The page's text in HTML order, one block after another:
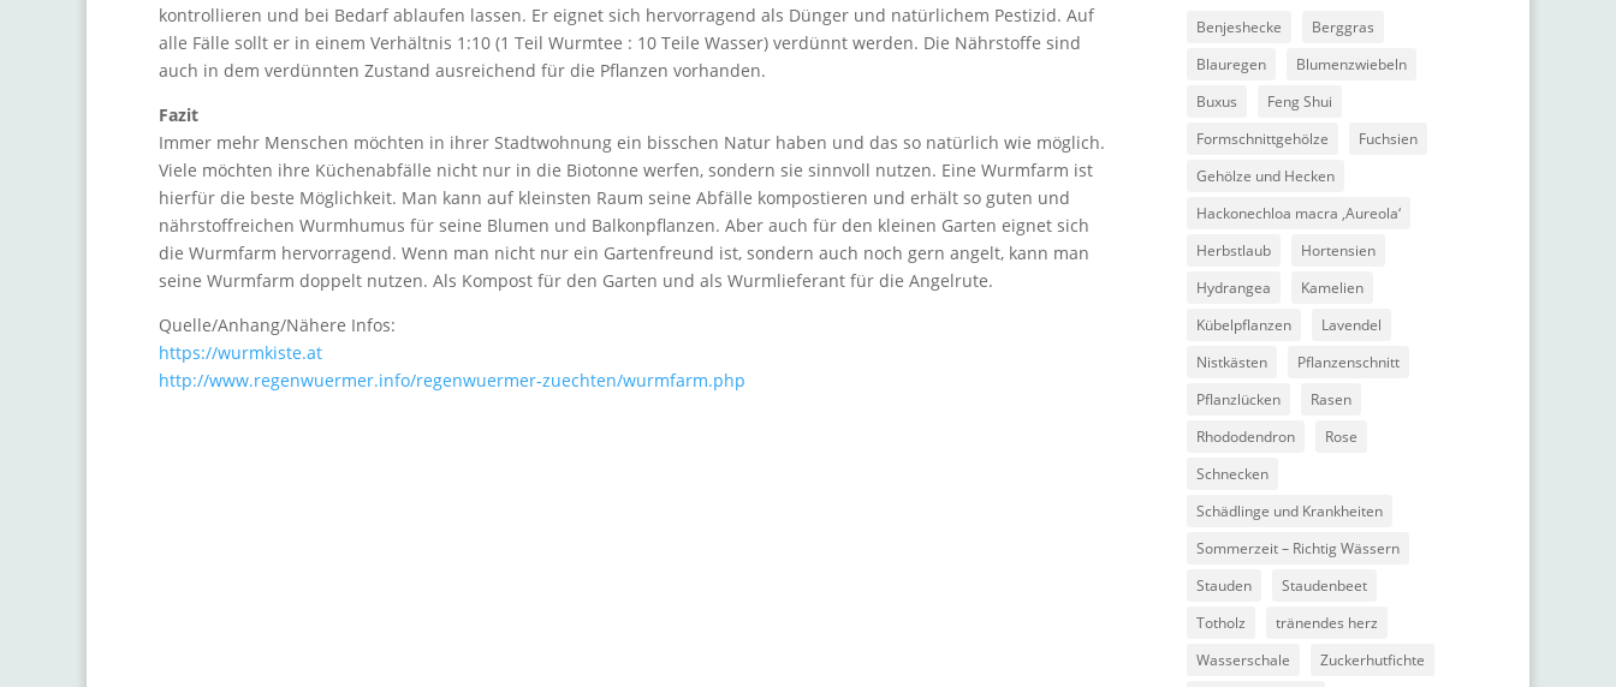
kontrollieren und bei Bedarf ablaufen lassen. Er eignet sich hervorragend als Dünger und natürlichem Pestizid. Auf
alle Fälle sollt er in einem Verhältnis 1:10 (1 Teil Wurmtee : 10 Teile Wasser) verdünnt werden. Die Nährstoffe sind
auch in dem verdünnten Zustand ausreichend für die Pflanzen vorhanden.
Fazit
Immer mehr Menschen möchten in ihrer Stadtwohnung ein bisschen Natur haben und das so natürlich wie möglich.
Viele möchten ihre Küchenabfälle nicht nur in die Biotonne werfen, sondern sie sinnvoll nutzen. Eine Wurmfarm ist
hierfür die beste Möglichkeit. Man kann auf kleinsten Raum seine Abfälle kompostieren und erhält so guten und
nährstoffreichen Wurmhumus für seine Blumen und Balkonpflanzen. Aber auch für den kleinen Garten eignet sich
die Wurmfarm hervorragend. Wenn man nicht nur ein Gartenfreund ist, sondern auch noch gern angelt, kann man
seine Wurmfarm doppelt nutzen. Als Kompost für den Garten und als Wurmlieferant für die Angelrute.
Quelle/Anhang/Nähere Infos:
https://wurmkiste.at
http://www.regenwuermer.info/regenwuermer-zuechten/wurmfarm.php
Benjeshecke
Berggras
Blauregen
Blumenzwiebeln
Buxus
Feng Shui
Formschnittgehölze
Fuchsien
Gehölze und Hecken
Hackonechloa macra ‚Aureola‘
Herbstlaub
Hortensien
Hydrangea
Kamelien
Kübelpflanzen
Lavendel
Nistkästen
Pflanzenschnitt
Pflanzlücken
Rasen
Rhododendron
Rose
Schnecken
Schädlinge und Krankheiten
Sommerzeit – Richtig Wässern
Stauden
Staudenbeet
Totholz
tränendes herz
Wasserschale
Zuckerhutfichte